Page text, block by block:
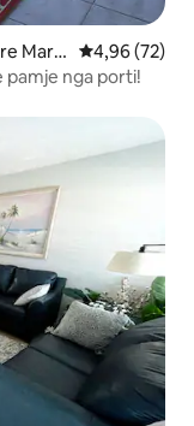
Marin Vlerësimi
4,96 (72)
nga porti!